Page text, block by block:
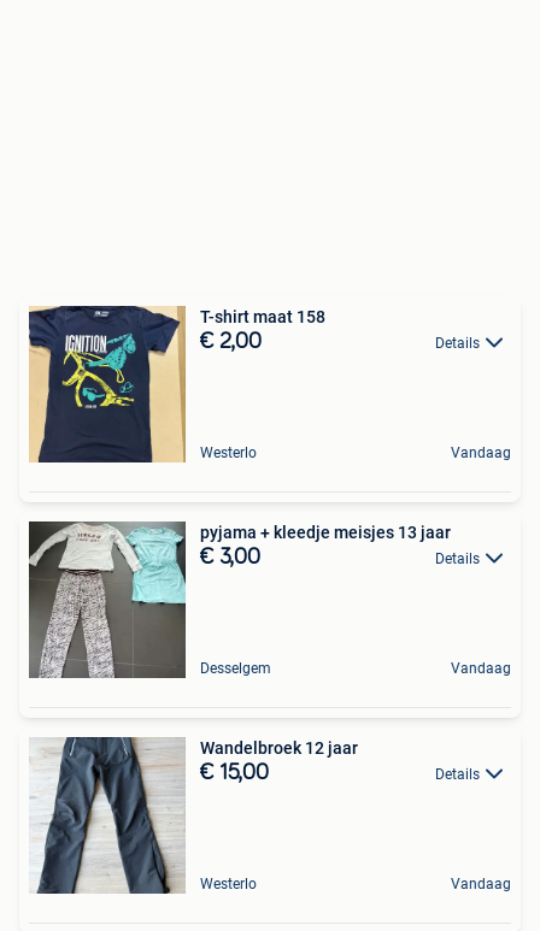
T-shirt maat 158
€ 2,00 Details
Westerlo Vandaag
pyjama + kleedje meisjes 13 jaar
€ 3,00 Details
Desselgem Vandaag
Wandelbroek 12 jaar
€ 15,00 Details
Westerlo Vandaag